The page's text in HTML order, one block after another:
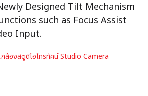
Designed Tilt Mechanism
such as Focus Assist
Input.
,กล้องสตูดิโอโทรทัศน์ Studio Camera